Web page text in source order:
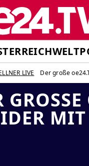
WELT
LIVE Der große
MIT